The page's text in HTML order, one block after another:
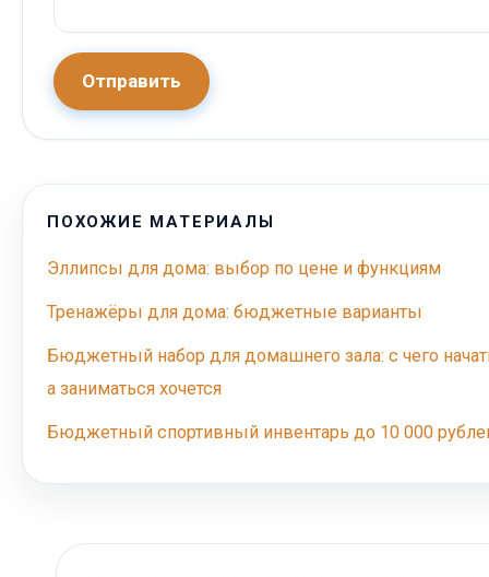
Отправить
ПОХОЖИЕ МАТЕРИАЛЫ
Эллипсы для дома: выбор по цене и функциям
Тренажёры для дома: бюджетные варианты
Бюджетный набор для домашнего зала: с чего
а заниматься хочется
Бюджетный спортивный инвентарь до 10 000